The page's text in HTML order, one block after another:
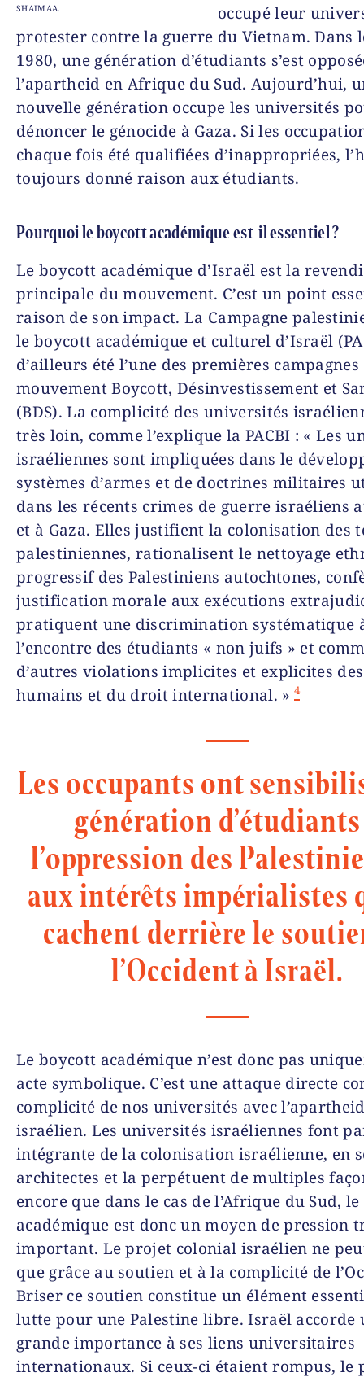
SHAIMAA.
occupé leur
protester contre la guerre du Vietnam. Dans
1980, une génération d’étudiants s’est
l’apartheid en Afrique du Sud. Aujourd’hui,
nouvelle génération occupe les universités
dénoncer le génocide à Gaza. Si les
chaque fois été qualifiées d’inappropriées,
toujours donné raison aux étudiants.
Pourquoi le boycott académique est-il essentiel ?
Le boycott académique d’Israël est la
principale du mouvement. C’est un point
raison de son impact. La Campagne
le boycott académique et culturel d’Israël
d’ailleurs été l’une des premières
mouvement Boycott, Désinvestissement et
(BDS). La complicité des universités
très loin, comme l’explique la PACBI : « Les
israéliennes sont impliquées dans le
systèmes d’armes et de doctrines militaires
dans les récents crimes de guerre israéliens
et à Gaza. Elles justifient la colonisation des
palestiniennes, rationalisent le nettoyage
progressif des Palestiniens autochtones,
justification morale aux exécutions
pratiquent une discrimination systématique
l’encontre des étudiants « non juifs » et
d’autres violations implicites et explicites
humains et du droit international. » 4
Les occupants ont
génération
l’oppression des
aux intérêts impérialistes
cachent derrière le
l’Occident à Israël.
Le boycott académique n’est donc pas
acte symbolique. C’est une attaque directe
complicité de nos universités avec
israélien. Les universités israéliennes font
intégrante de la colonisation israélienne, en
architectes et la perpétuent de multiples
encore que dans le cas de l’Afrique du Sud,
académique est donc un moyen de pression
important. Le projet colonial israélien ne
que grâce au soutien et à la complicité de
Briser ce soutien constitue un élément
lutte pour une Palestine libre. Israël accorde
grande importance à ses liens universitaires
internationaux. Si ceux-ci étaient rompus, le